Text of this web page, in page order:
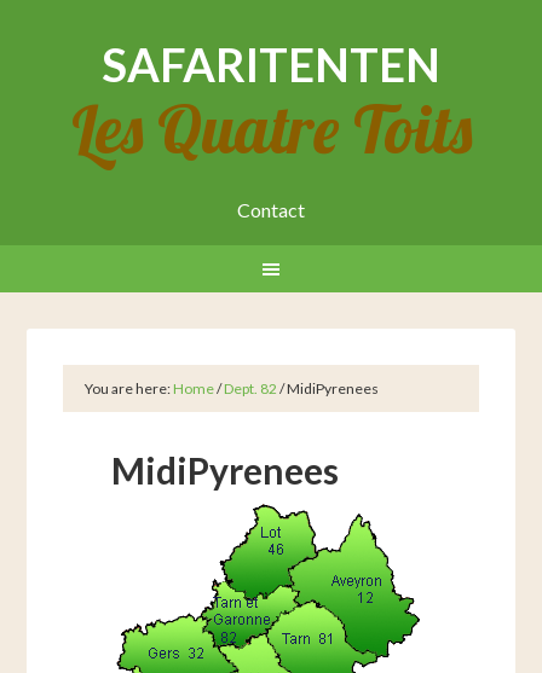
SAFARITENTEN
Les Quatre Toits
Contact
You are here: Home/Dept. 82 /MidiPyrenees
MidiPyrenees